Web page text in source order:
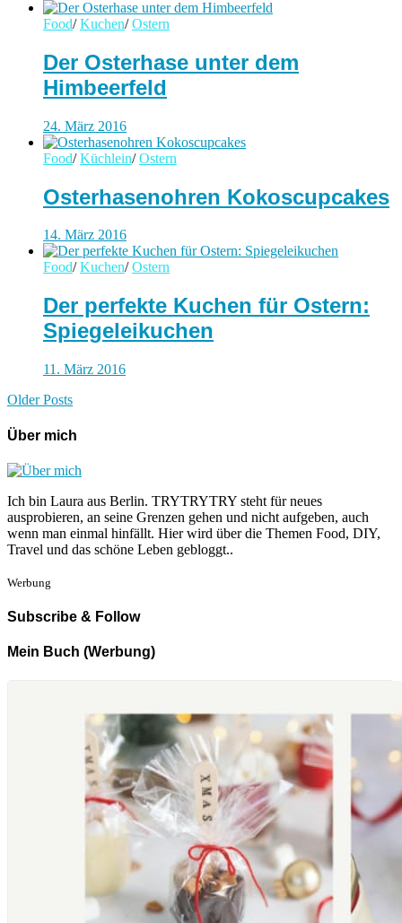
Food/ Kuchen/ Ostern
Der Osterhase unter dem
Himbeerfeld
24. März 2016
Food/ Küchlein/ Ostern
Osterhasenohren Kokoscupcakes
14. März 2016
Food/ Kuchen/ Ostern
Der perfekte Kuchen für Ostern:
Spiegeleikuchen
11. März 2016
Older Posts
Über mich
Ich bin Laura aus Berlin. TRYTRYTRY steht für neues
ausprobieren, an seine Grenzen gehen und nicht aufgeben, auch
wenn man einmal hinfällt. Hier wird über die Themen Food, DIY,
Travel und das schöne Leben gebloggt..
Werbung
Subscribe & Follow
Mein Buch (Werbung)